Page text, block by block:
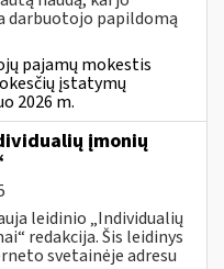
darbuotojo papildomą
pajamų mokestis
įstatymų
2026 m.
įmonių
leidinio „Individualių
redakcija. Šis leidinys
svetainėje adresu